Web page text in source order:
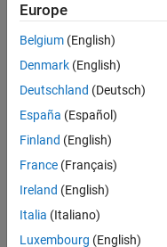
correspondant
à vos
critères
de
recherche.
Vous
pouvez
élargir
votre
recherche
ou
afficher
Europe
Belgium (English)
Denmark (English)
Deutschland (Deutsch)
España (Español)
Finland (English)
France (Français)
Ireland (English)
Italia (Italiano)
Luxembourg (English)